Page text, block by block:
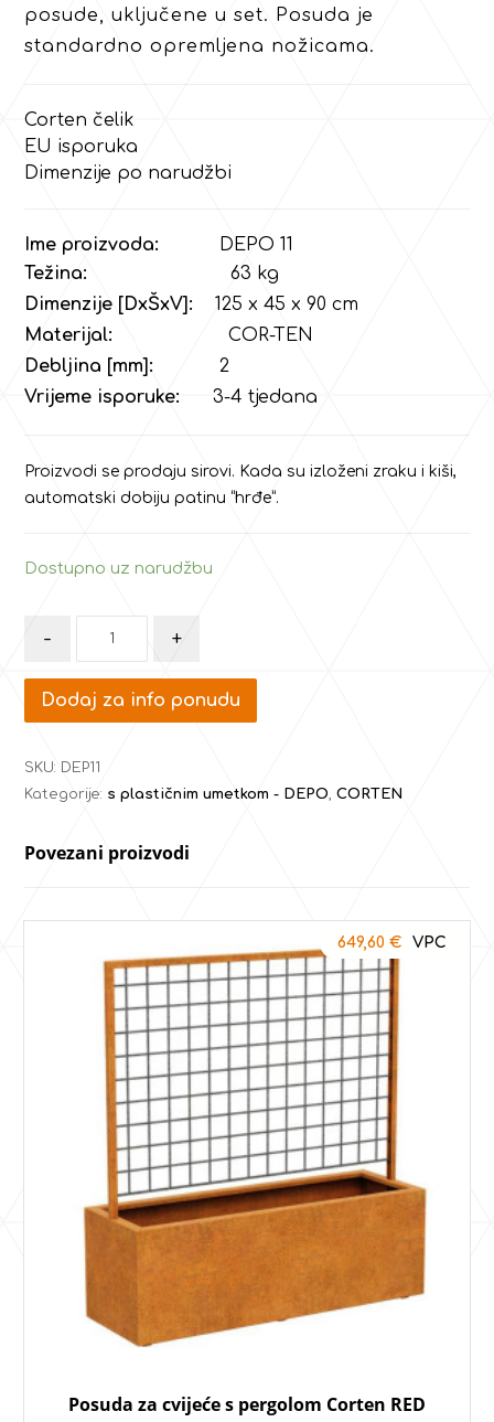
posude, uključene u set. Posuda je
standardno opremljena nožicama.
Corten čelik
EU isporuka
Dimenzije po narudžbi
Ime proizvoda:
DEPO 11
Težina:
63 kg
Dimenzije [DxŠxV]:
125 x 45 x 90 cm
Materijal:
COR-TEN
Debljina [mm]:
2
Vrijeme isporuke:
3-4 tjedana
Proizvodi se prodaju sirovi. Kada su izloženi zraku i kiši,
automatski dobiju patinu “hrđe”.
Dostupno uz narudžbu
- +
Dodaj za info ponudu
SKU: DEP11
Kategorije: s plastičnim umetkom - DEPO ,CORTEN
Povezani proizvodi
Posuda za cvijeće s pergolom Corten RED
649,60 €